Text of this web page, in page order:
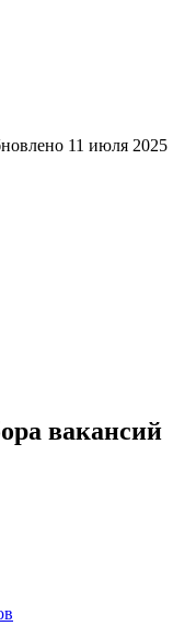
11 июля 2025
вакансий